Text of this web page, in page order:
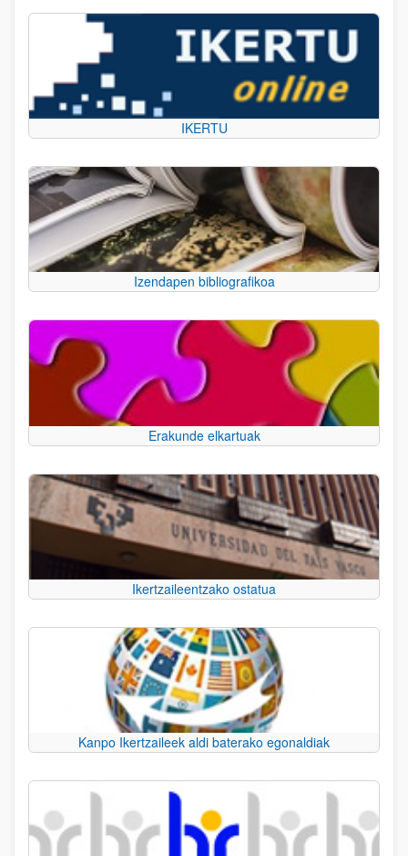
IKERTU
Izendapen bibliografikoa
Erakunde elkartuak
Ikertzaileentzako ostatua
Kanpo Ikertzaileek aldi baterako egonaldiak